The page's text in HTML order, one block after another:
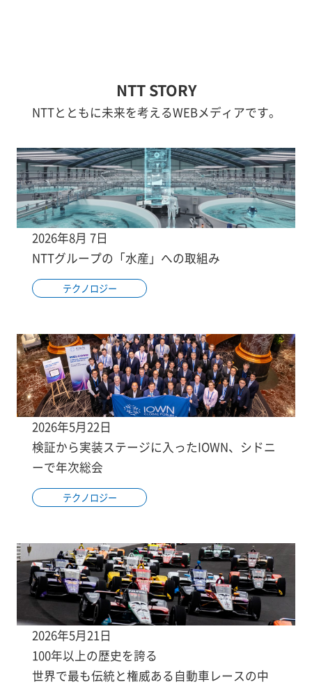
NTT STORY
NTTとともに未来を考えるWEBメディアです。
2026年8月 7日
NTTグループの「水産」への取組み
テクノロジー
2026年5月22日
検証から実装ステージに入ったIOWN、シドニ
ーで年次総会
テクノロジー
2026年5月21日
100年以上の歴史を誇る
世界で最も伝統と権威ある自動車レースの中